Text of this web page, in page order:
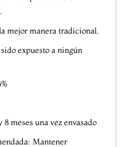
mejor manera tradicional.
expuesto a ningún
meses una vez envasado
Mantener